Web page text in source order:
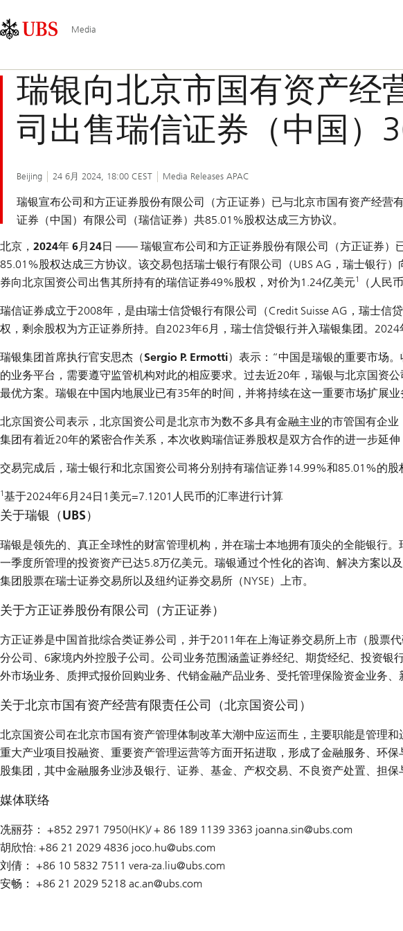
Area
导
航
Media
瑞银向北京市国有资产经
司出售瑞信证券（中国）
Beijing 24 6月 2024, 18:00 CEST Media Releases APAC
瑞银宣布公司和方正证券股份有限公司（方正证券）已与北京市国有资产经营
证券（中国）有限公司（瑞信证券）共85.01%股权达成三方协议。
北京，2024年 6月24日 —— 瑞银宣布公司和方正证券股份有限公司（方正证券）
85.01%股权达成三方协议。该交易包括瑞士银行有限公司（UBS AG，瑞士银行
券向北京国资公司出售其所持有的瑞信证券49%股权，对价为1.24亿美元1 （人民
瑞信证券成立于2008年，是由瑞士信贷银行有限公司（Credit Suisse AG，瑞士
权，剩余股权为方正证券所持。自2023年6月，瑞士信贷银行并入瑞银集团。
瑞银集团首席执行官安思杰（Sergio P. Ermotti） 表示：“中国是瑞银的重要市场
的业务平台，需要遵守监管机构对此的相应要求。过去近20年，瑞银与北京国资
最优方案。瑞银在中国内地展业已有35年的时间，并将持续在这一重要市场扩展业
北京国资公司表示，北京国资公司是北京市为数不多具有金融主业的市管国有企
集团有着近20年的紧密合作关系，本次收购瑞信证券股权是双方合作的进一步延
交易完成后，瑞士银行和北京国资公司将分别持有瑞信证券14.99%和85.01%的股
1基于2024年6月24日1美元=7.1201人民币的汇率进行计算
关于瑞银（UBS）
瑞银是领先的、真正全球性的财富管理机构，并在瑞士本地拥有顶尖的全能银行
一季度所管理的投资资产已达5.8万亿美元。瑞银通过个性化的咨询、解决方案
集团股票在瑞士证券交易所以及纽约证券交易所（NYSE）上市。
关于方正证券股份有限公司（方正证券）
方正证券是中国首批综合类证券公司，并于2011年在上海证券交易所上市（股票
分公司、6家境内外控股子公司。公司业务范围涵盖证券经纪、期货经纪、投资
外市场业务、质押式报价回购业务、代销金融产品业务、受托管理保险资金业务
关于北京市国有资产经营有限责任公司（北京国资公司）
北京国资公司在北京市国有资产管理体制改革大潮中应运而生，主要职能是管理
重大产业项目投融资、重要资产管理运营等方面开拓进取，形成了金融服务、环
股集团，其中金融服务业涉及银行、证券、基金、产权交易、不良资产处置、担
媒体联络
冼丽芬： +852 2971 7950(HK)/ + 86 189 1139 3363 joanna.sin@ubs.com
胡欣怡: +86 21 2029 4836 joco.hu@ubs.com
刘倩： +86 10 5832 7511 vera-za.liu@ubs.com
安畅： +86 21 2029 5218 ac.an@ubs.com